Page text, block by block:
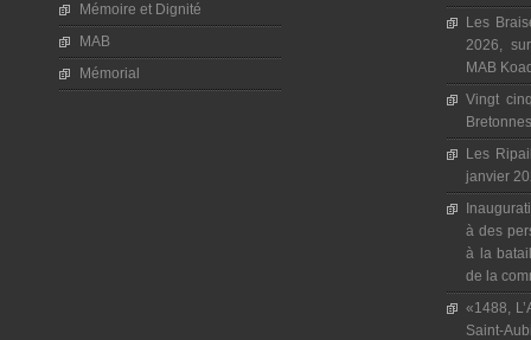
Mémoire et Dignité
MAB
Mémorial
Les
2026,
MAB
Vingt
Les
janvier
à des
à la
de la
«1488,
Saint-